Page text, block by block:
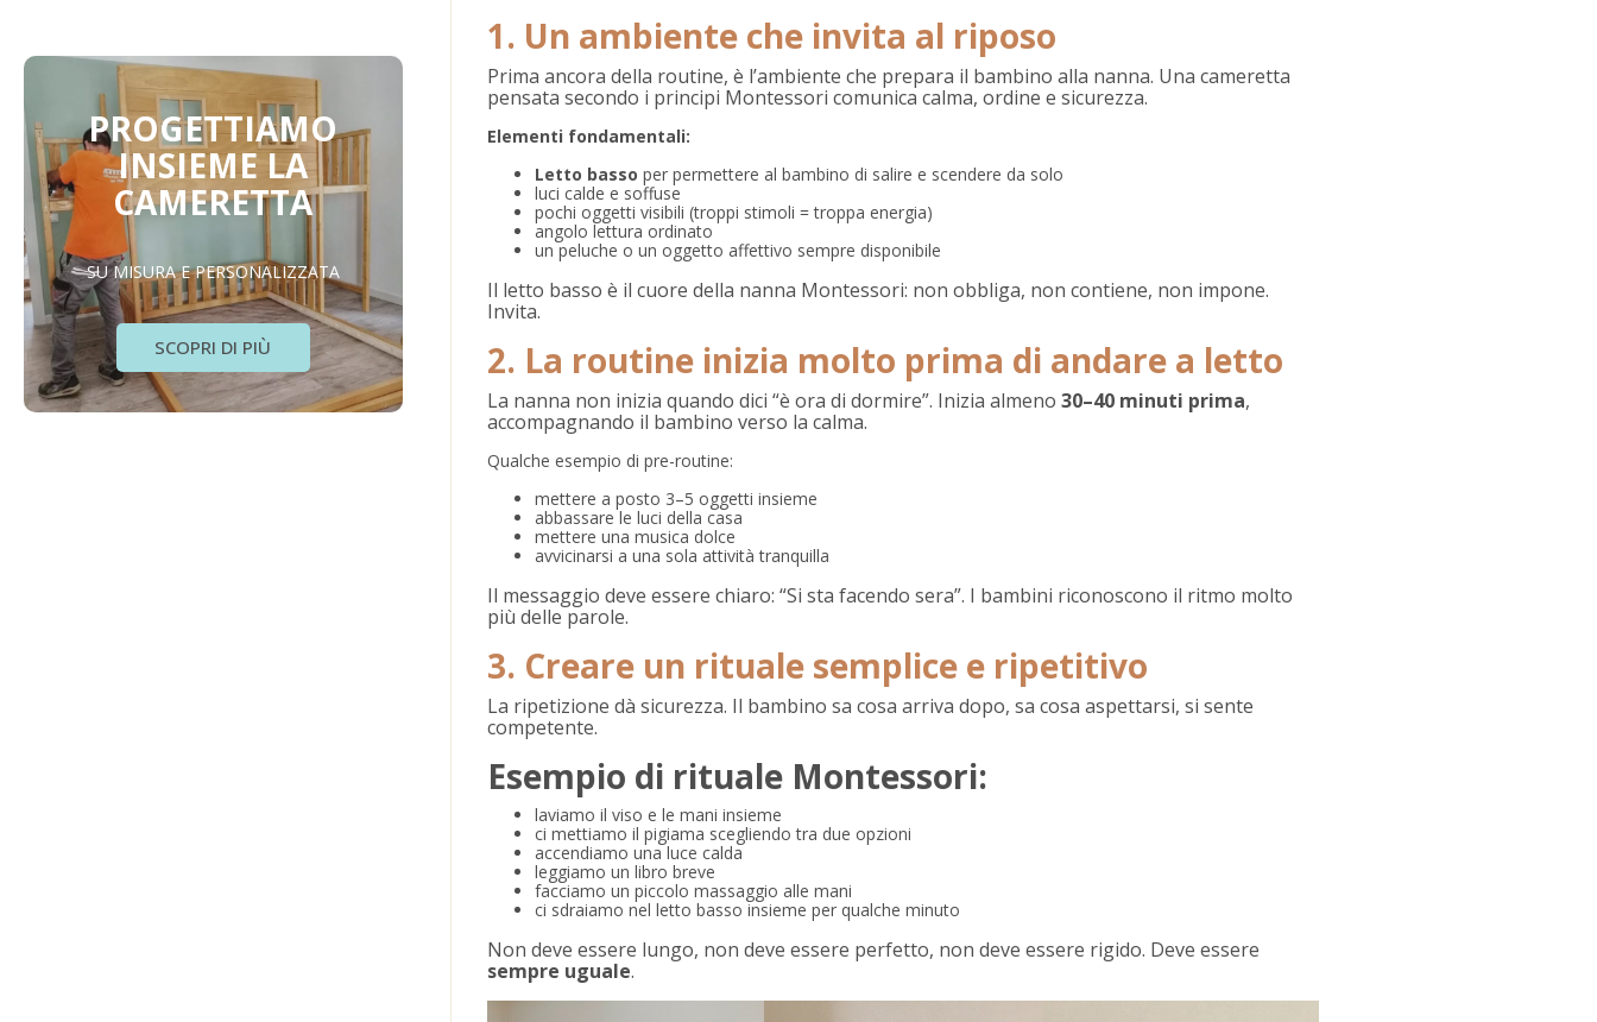
PROGETTIAMO
INSIEME LA
CAMERETTA
SU MISURA E PERSONALIZZATA
SCOPRI DI PIÙ
1. Un ambiente che invita al riposo
Prima ancora della routine, è l’ambiente che prepara il bambino alla nanna. Una cameretta
pensata secondo i principi Montessori comunica calma, ordine e sicurezza.
Elementi fondamentali:
Letto basso per permettere al bambino di salire e scendere da solo
luci calde e soffuse
pochi oggetti visibili (troppi stimoli = troppa energia)
angolo lettura ordinato
un peluche o un oggetto affettivo sempre disponibile
Il letto basso è il cuore della nanna Montessori: non obbliga, non contiene, non impone.
Invita.
2. La routine inizia molto prima di andare a letto
La nanna non inizia quando dici “è ora di dormire”. Inizia almeno 30–40 minuti prima,
accompagnando il bambino verso la calma.
Qualche esempio di pre-routine:
mettere a posto 3–5 oggetti insieme
abbassare le luci della casa
mettere una musica dolce
avvicinarsi a una sola attività tranquilla
Il messaggio deve essere chiaro: “Si sta facendo sera”. I bambini riconoscono il ritmo molto
più delle parole.
3. Creare un rituale semplice e ripetitivo
La ripetizione dà sicurezza. Il bambino sa cosa arriva dopo, sa cosa aspettarsi, si sente
competente.
Esempio di rituale Montessori:
laviamo il viso e le mani insieme
ci mettiamo il pigiama scegliendo tra due opzioni
accendiamo una luce calda
leggiamo un libro breve
facciamo un piccolo massaggio alle mani
ci sdraiamo nel letto basso insieme per qualche minuto
Non deve essere lungo, non deve essere perfetto, non deve essere rigido. Deve essere
sempre uguale.